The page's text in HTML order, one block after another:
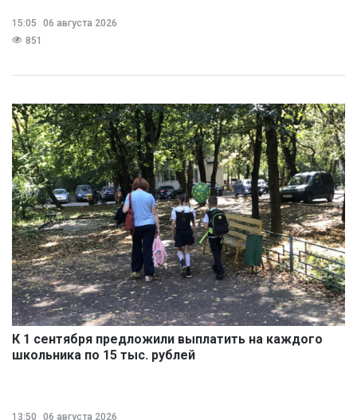
15:05
06 августа 2026
851
К 1 сентября предложили выплатить на каждого
школьника по 15 тыс. рублей
13:50
06 августа 2026